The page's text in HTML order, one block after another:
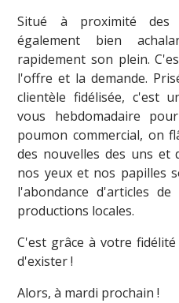
Situé à proximité des
également bien
rapidement son plein.
l'offre et la demande.
clientèle fidélisée, c'est
vous hebdomadaire
poumon commercial, on
des nouvelles des uns et
nos yeux et nos papilles
l'abondance d'articles
productions locales.
C'est grâce à votre
d'exister !
Alors, à mardi prochain !